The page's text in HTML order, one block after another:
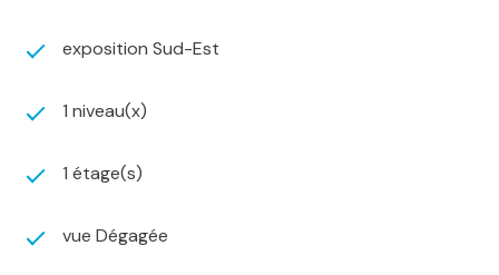
exposition Sud-Est
1 niveau(x)
1 étage(s)
vue Dégagée